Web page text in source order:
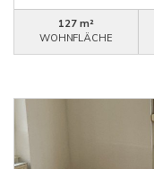
127 m²
WOHNFLÄCHE